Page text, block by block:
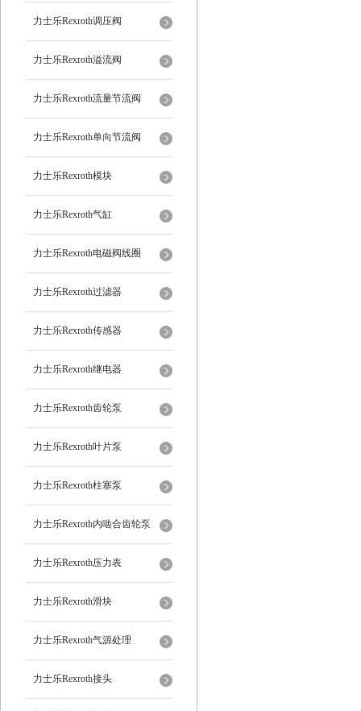
力士乐Rexroth调压阀
力士乐Rexroth溢流阀
力士乐Rexroth流量节流阀
力士乐Rexroth单向节流阀
力士乐Rexroth模块
力士乐Rexroth气缸
力士乐Rexroth电磁阀线圈
力士乐Rexroth过滤器
力士乐Rexroth传感器
力士乐Rexroth继电器
力士乐Rexroth齿轮泵
力士乐Rexroth叶片泵
力士乐Rexroth柱塞泵
力士乐Rexroth内啮合齿轮泵
力士乐Rexroth压力表
力士乐Rexroth滑块
力士乐Rexroth气源处理
力士乐Rexroth接头